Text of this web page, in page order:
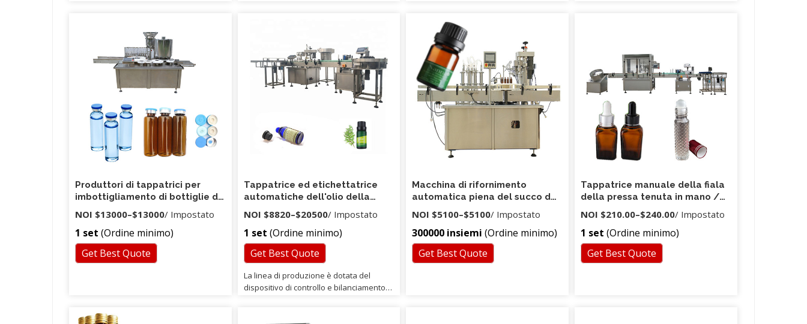
servizi di certificazione: possiamo fornire
certificati relativi ai clienti liberamente
secondo la richiesta dei clienti. 5, servizi
di ispezione: è possibile chiedere alla
società di ispezione di terze parti o al
proprio ispettore di ispezionare i prodotti
prima della spedizione.
Produttori di tappatrici per
imbottigliamento di bottiglie di
oli essenziali da 10 ml 15 ml 30
ml 50 ml per macchine per
l'imbottigliamento di fiale
NOI $13000–$13000/ Impostato
1 set (Ordine minimo)
Get Best Quote
Tappatrice ed etichettatrice
automatiche dell'olio della
bottiglia di Cbd
NOI $8820–$20500/ Impostato
1 set (Ordine minimo)
Get Best Quote
La linea di produzione è dotata del
dispositivo di controllo e bilanciamento
Macchina di rifornimento
automatica piena del succo del
cartone di forma del mattone
del produttore della Cina per le
vendite
NOI $5100–$5100/ Impostato
300000 insiemi (Ordine minimo)
Get Best Quote
Tappatrice manuale della fiala
della pressa tenuta in mano /
Tappatrice manuale della fiala
di torsione
NOI $210.00–$240.00/ Impostato
1 set (Ordine minimo)
Get Best Quote